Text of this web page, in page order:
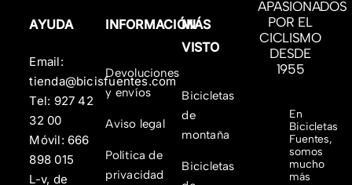
AYUDA
Email:
tienda@bicisfuentes.com
Tel: 927 42
32 00
Móvil: 666
898 015
L-v, de
INFORMACIÓN
Devoluciones
y envíos
Aviso legal
Política de
privacidad
MÁS
VISTO
Bicicletas
de
montaña
Bicicletas
APASIONADOS
POR EL
CICLISMO
DESDE
1955
En
Bicicletas
Fuentes,
somos
mucho
más